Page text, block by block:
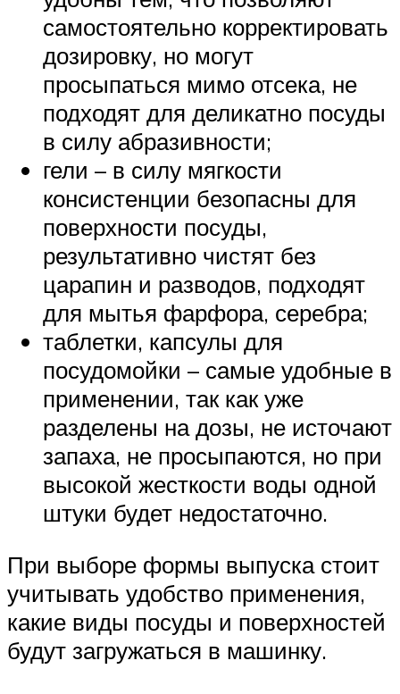
самостоятельно корректировать
дозировку, но могут
просыпаться мимо отсека, не
подходят для деликатно посуды
в силу абразивности;
гели – в силу мягкости
консистенции безопасны для
поверхности посуды,
результативно чистят без
царапин и разводов, подходят
для мытья фарфора, серебра;
таблетки, капсулы для
посудомойки – самые удобные в
применении, так как уже
разделены на дозы, не источают
запаха, не просыпаются, но при
высокой жесткости воды одной
штуки будет недостаточно.
При выборе формы выпуска стоит
учитывать удобство применения,
какие виды посуды и поверхностей
будут загружаться в машинку.